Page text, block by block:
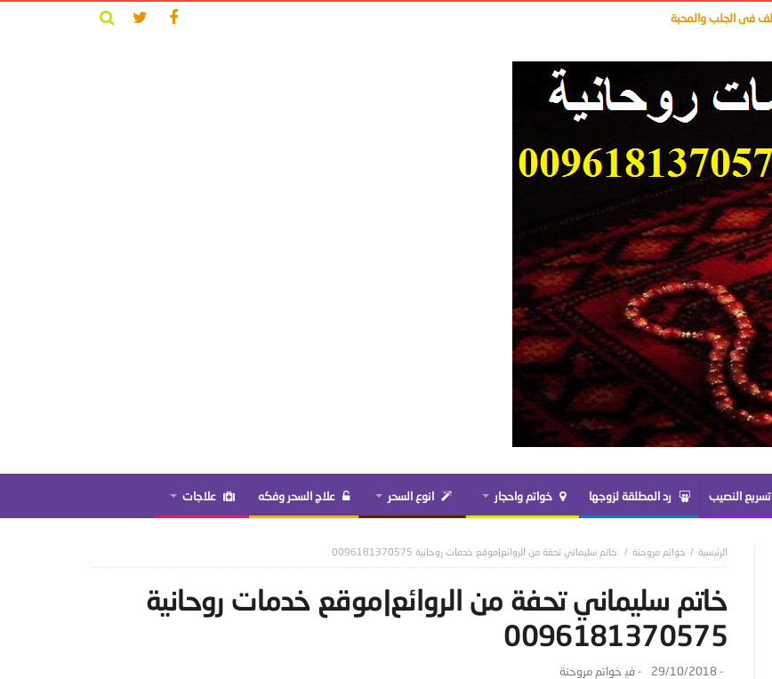
تسريع النصيب رد المطلقة لزوجها خواتم واحجار انوع السحر علاج السحر وفكه علاجات
خواتم مروحنة خاتم سليماني تحفة من الروائع|موقع خدمات روحانية 0096181370575
خاتم سليماني تحفة من الروائع|موقع خدمات روحانية
0096181370575
-
29/10/2018 - ‎في خواتم مروحنة